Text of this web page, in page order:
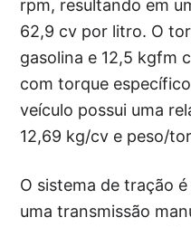
rpm, resultando em
62,9 cv por litro. O
gasolina e 12,5 kgfm
com torque
veículo possui uma
12,69 kg/cv e peso/
O sistema de tração
uma transmissão